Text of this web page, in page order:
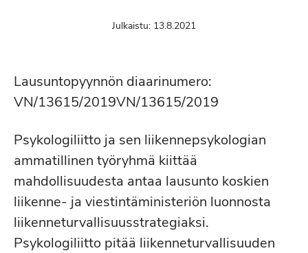
Julkaistu: 13.8.2021
Lausuntopyynnön diaarinumero:
VN/13615/2019VN/13615/2019
Psykologiliitto ja sen liikennepsykologian
ammatillinen työryhmä kiittää
mahdollisuudesta antaa lausunto koskien
liikenne- ja viestintäministeriön luonnosta
liikenneturvallisuusstrategiaksi.
Psykologiliitto pitää liikenneturvallisuuden